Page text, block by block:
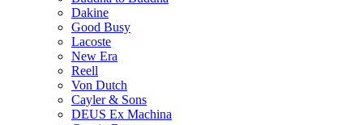
Dakine
Good Busy
Lacoste
New Era
Reell
Von Dutch
Cayler & Sons
DEUS Ex Machina